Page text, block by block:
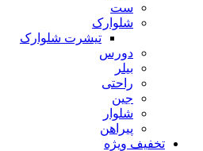
ست
شلوارک
تیشرت شلوارک
دورس
بیلر
راحتی
جین
شلوار
پیراهن
تخفیف ویژه